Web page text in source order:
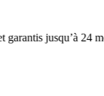
24 mois